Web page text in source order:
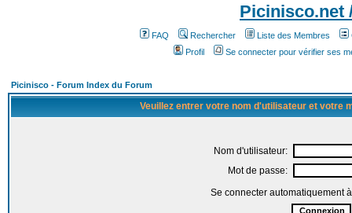
Picinisco.net
FAQ Rechercher Liste des Membres
Profil
Se connecter pour vérifier ses
Picinisco - Forum Index du Forum
Veuillez entrer votre nom d'utilisateur et votre
Nom d'utilisateur:
Mot de passe:
Se connecter automatiquement